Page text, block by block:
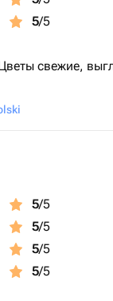
5/5
свежие,
5/5
5/5
5/5
5/5